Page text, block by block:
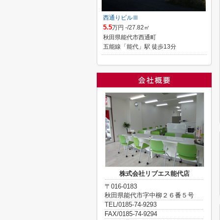
西通りビルⅢ
5.5万円 -/27.82㎡
秋田県能代市西通町
五能線「能代」駅 徒歩13分
株式会社リブエス能代店
〒016-0183
秋田県能代市字中柳２６番５号
TEL/0185-74-9293
FAX/0185-74-9294